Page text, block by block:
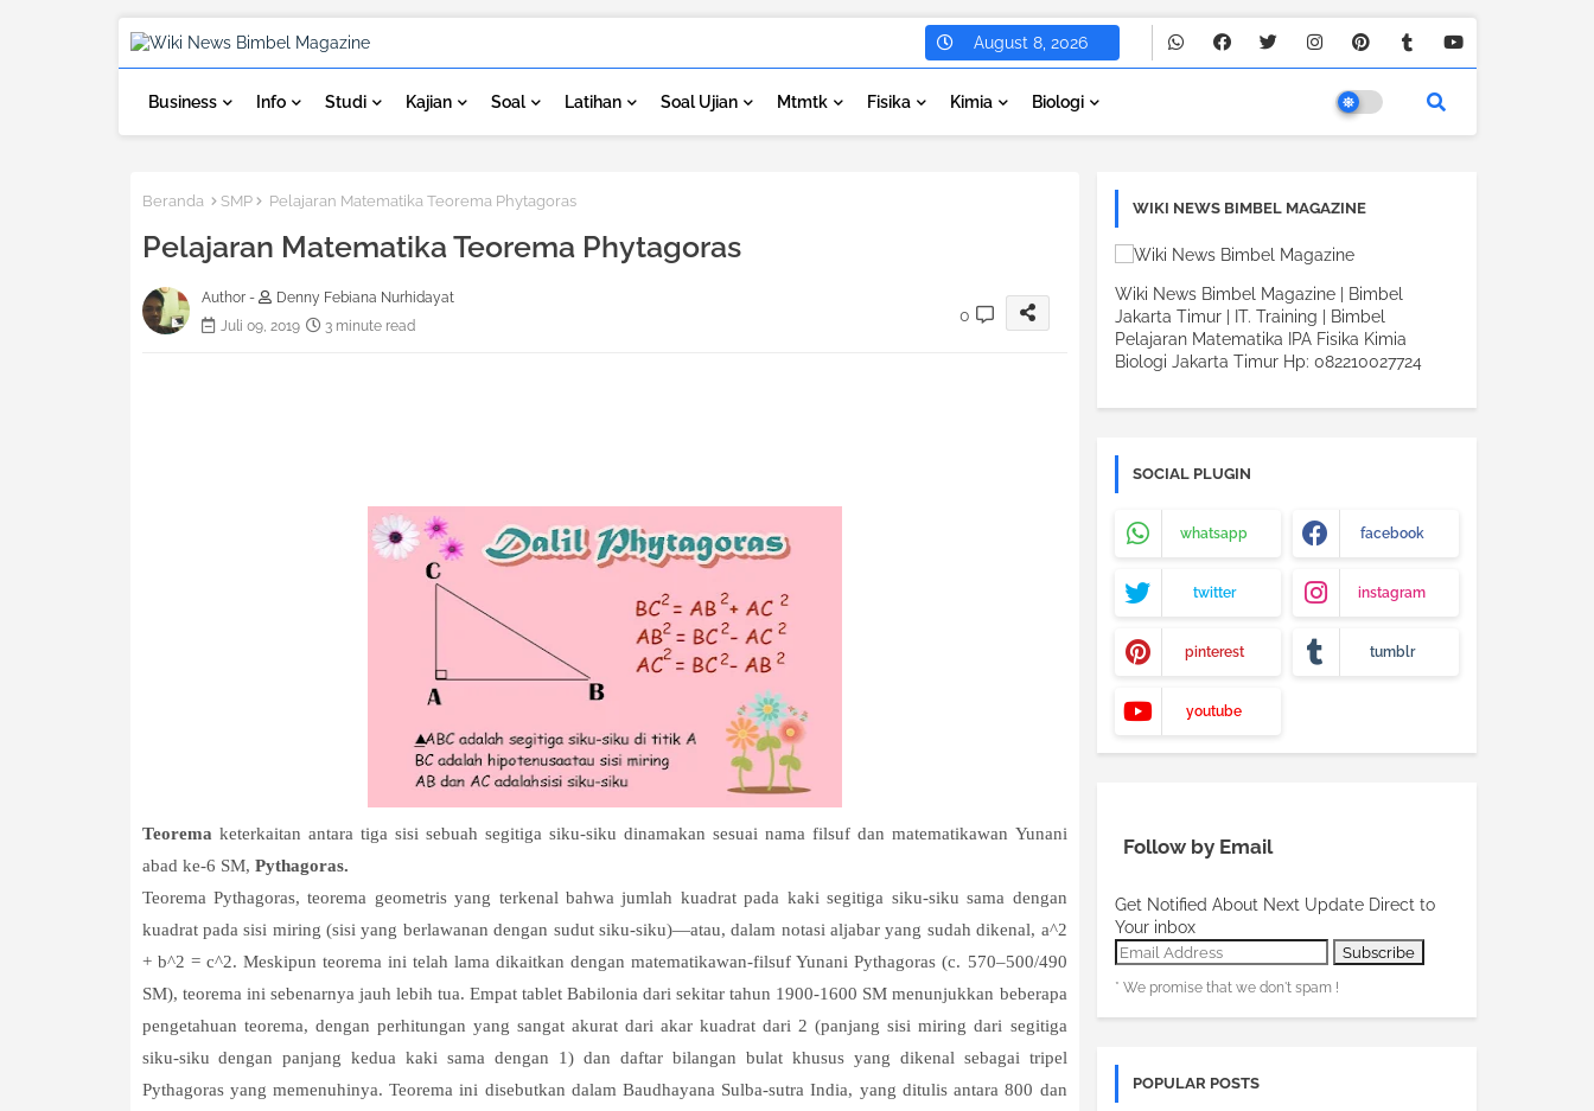
August 8, 2026
Business Info Studi Kajian Soal Latihan Soal Ujian Mtmtk Fisika Kimia Biologi
Beranda SMP Pelajaran Matematika Teorema Phytagoras
Pelajaran Matematika Teorema Phytagoras
Author -
Denny Febiana Nurhidayat
Juli 09, 2019
3 minute read
0
Teorema keterkaitan antara tiga sisi sebuah segitiga siku-siku dinamakan sesuai nama filsuf dan matematikawan Yunani
abad ke-6 SM, Pythagoras.
Teorema Pythagoras, teorema geometris yang terkenal bahwa jumlah kuadrat pada kaki segitiga siku-siku sama dengan
kuadrat pada sisi miring (sisi yang berlawanan dengan sudut siku-siku)—atau, dalam notasi aljabar yang sudah dikenal, a^2
+ b^2 = c^2. Meskipun teorema ini telah lama dikaitkan dengan matematikawan-filsuf Yunani Pythagoras (c. 570–500/490
SM), teorema ini sebenarnya jauh lebih tua. Empat tablet Babilonia dari sekitar tahun 1900-1600 SM menunjukkan beberapa
pengetahuan teorema, dengan perhitungan yang sangat akurat dari akar kuadrat dari 2 (panjang sisi miring dari segitiga
siku-siku dengan panjang kedua kaki sama dengan 1) dan daftar bilangan bulat khusus yang dikenal sebagai tripel
Pythagoras yang memenuhinya. Teorema ini disebutkan dalam Baudhayana Sulba-sutra India, yang ditulis antara 800 dan
WIKI NEWS BIMBEL MAGAZINE
Wiki News Bimbel Magazine | Bimbel
Jakarta Timur | IT. Training | Bimbel
Pelajaran Matematika IPA Fisika Kimia
Biologi Jakarta Timur Hp: 082210027724
SOCIAL PLUGIN
whatsapp facebook
twitter instagram
pinterest tumblr
youtube
Follow by Email
Get Notified About Next Update Direct to
Your inbox
* We promise that we don't spam !
POPULAR POSTS